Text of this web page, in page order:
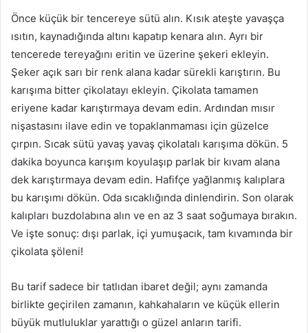
Önce küçük bir tencereye sütü alın. Kısık ateşte yavaşça
ısıtın, kaynadığında altını kapatıp kenara alın. Ayrı bir
tencerede tereyağını eritin ve üzerine şekeri ekleyin.
Şeker açık sarı bir renk alana kadar sürekli karıştırın. Bu
karışıma bitter çikolatayı ekleyin. Çikolata tamamen
eriyene kadar karıştırmaya devam edin. Ardından mısır
nişastasını ilave edin ve topaklanmaması için güzelce
çırpın. Sıcak sütü yavaş yavaş çikolatalı karışıma dökün. 5
dakika boyunca karışım koyulaşıp parlak bir kıvam alana
dek karıştırmaya devam edin. Hafifçe yağlanmış kalıplara
bu karışımı dökün. Oda sıcaklığında dinlendirin. Son olarak
kalıpları buzdolabına alın ve en az 3 saat soğumaya bırakın.
Ve işte sonuç: dışı parlak, içi yumuşacık, tam kıvamında bir
çikolata şöleni!
Bu tarif sadece bir tatlıdan ibaret değil; aynı zamanda
birlikte geçirilen zamanın, kahkahaların ve küçük ellerin
büyük mutluluklar yarattığı o güzel anların tarifi.